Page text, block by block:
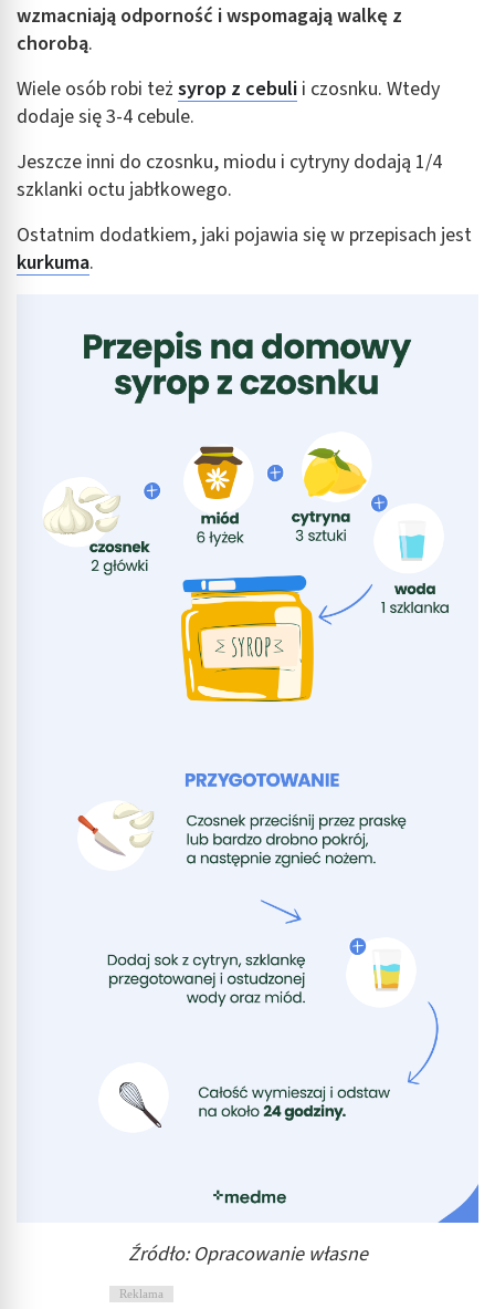
wzmacniają odporność i wspomagają walkę z
chorobą.
Wiele osób robi też syrop z cebuli i czosnku. Wtedy
dodaje się 3-4 cebule.
Jeszcze inni do czosnku, miodu i cytryny dodają 1/4
szklanki octu jabłkowego.
Ostatnim dodatkiem, jaki pojawia się w przepisach jest
kurkuma.
Źródło: Opracowanie własne
Reklama